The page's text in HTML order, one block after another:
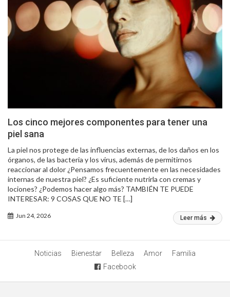
Los cinco mejores componentes para tener una
piel sana
La piel nos protege de las influencias externas, de los daños en los
órganos, de las bacteria y los virus, además de permitirnos
reaccionar al dolor ¿Pensamos frecuentemente en las necesidades
internas de nuestra piel? ¿Es suficiente nutrirla con cremas y
lociones? ¿Podemos hacer algo más? TAMBIÉN TE PUEDE
INTERESAR: 9 COSAS QUE NO TE […]
Jun 24, 2026 Leer más
Noticias Bienestar Belleza Amor
Familia
Facebook